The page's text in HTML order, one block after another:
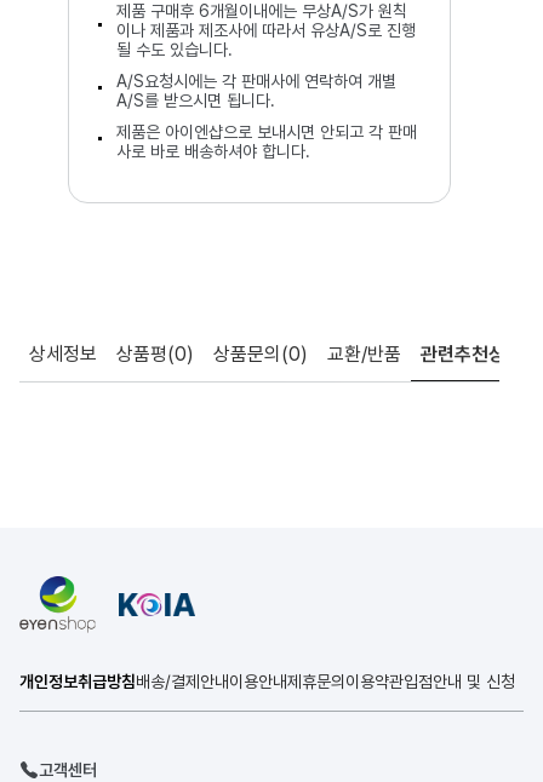
제품 구매후 6개월이내에는 무상A/S가 원칙
이나 제품과 제조사에 따라서 유상A/S로 진행
될 수도 있습니다.
A/S요청시에는 각 판매사에 연락하여 개별
A/S를 받으시면 됩니다.
제품은 아이엔샵으로 보내시면 안되고 각 판매
사로 바로 배송하셔야 합니다.
상세정보 상품평(0) 상품문의 (0) 교환/반품 관련추천상품
개인정보취급방침배송/결제안내이용안내제휴문의 이용약관입점안내 및 신청
고객센터